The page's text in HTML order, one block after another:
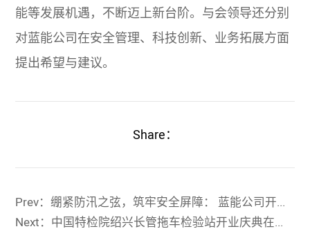
能等发展机遇，不断迈上新台阶。与会领导还分别
对蓝能公司在安全管理、科技创新、业务拓展方面
提出希望与建议。
Share：
Prev：绷紧防汛之弦，筑牢安全屏障： 蓝能公司开展防洪防汛专项检查
Next：中国特检院绍兴长管拖车检验站开业庆典在蓝能公司举行